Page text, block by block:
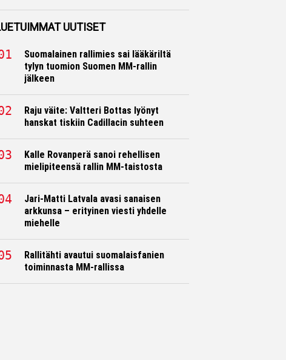
UUTISET
Suomalainen rallimies sai lääkäriltä
tylyn tuomion Suomen MM-rallin
jälkeen
Raju väite: Valtteri Bottas lyönyt
hanskat tiskiin Cadillacin suhteen
Kalle Rovanperä sanoi rehellisen
mielipiteensä rallin MM-taistosta
Jari-Matti Latvala avasi sanaisen
arkkunsa – erityinen viesti yhdelle
miehelle
Rallitähti avautui suomalaisfanien
toiminnasta MM-rallissa